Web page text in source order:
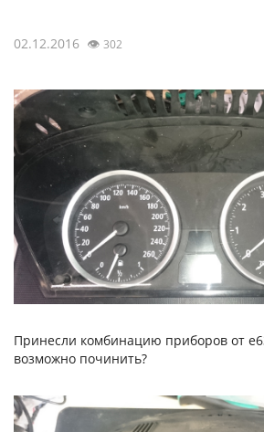
02.12.2016 👁 302
Принесли комбинацию приборов от
возможно починить?